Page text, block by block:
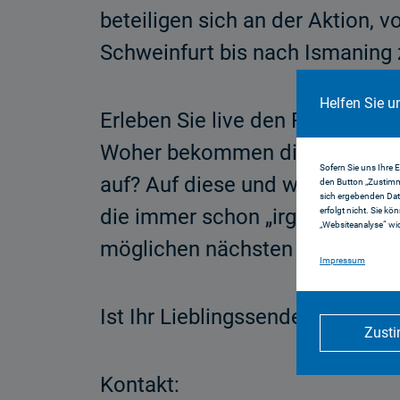
Helfen Sie
Sofern Sie uns Ihre
den Button
sich ergebenden
erfolgt nicht. Sie
„Websiteanalyse“
Impressum
beteiligen sich an der Aktion,
Schweinfurt bis nach Ismaning
Erleben Sie live den Radio-
Woher bekommen die
auf? Auf diese und weitere
die immer schon „irgendwas
möglichen nächsten
Ist Ihr Lieblingssender auch
Kontakt: